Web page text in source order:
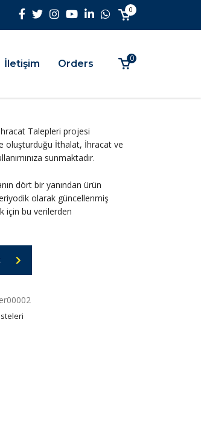
0
İletişim Orders 0
Talepleri projesi
oluşturduğu İthalat, İhracat ve
sunmaktadır.
dört bir yanından ürün
olarak güncellenmiş
için bu verilerden